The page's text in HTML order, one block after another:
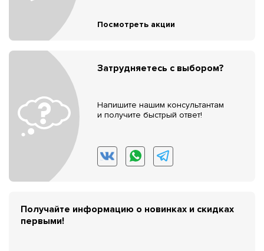
Посмотреть акции
Затрудняетесь с выбором?
Напишите нашим консультантам
и получите быстрый ответ!
Получайте информацию о новинках и скидках
первыми!